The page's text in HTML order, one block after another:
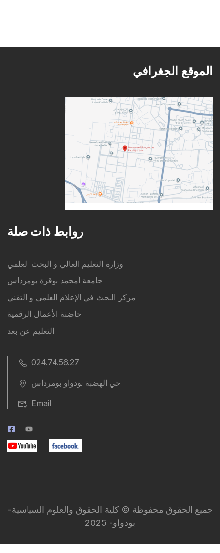
الموقع الجغرافي
روابط ذات صلة
وزارة التعليم العالي و البحث العلمي
جامعة أمحمد بوقرة بومرداس
مركز البحث في الإعلام العلمي و التقني
حاضنة الأعمال الرقمية
التعليم عن بعد
024.74.56.27
حي الهضبة بودواو بومرداس
Email
جميع الحقوق محفوظة © كلية الحقوق والعلوم السياسية-
بودواو- 2025